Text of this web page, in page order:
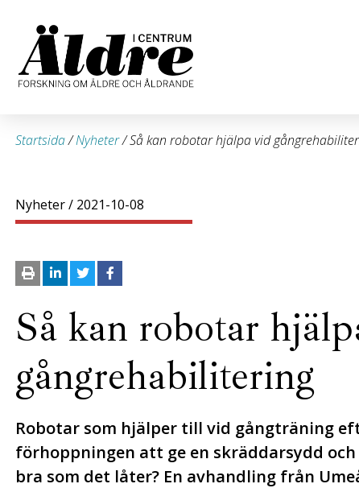
Startsida/Nyheter/Så kan robotar hjälpa vid
Nyheter/ 2021-10-08
Så kan robotar
gångrehabilitering
Robotar som hjälper till vid gångträning
förhoppningen att ge en skräddarsydd
bra som det låter? En avhandling från